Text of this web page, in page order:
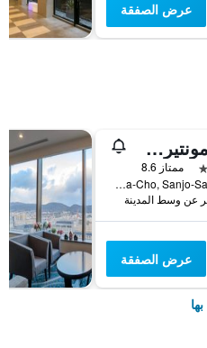
عرض الصفقة
هوتل مونتيري كيوتو
ممتاز 8.6
604 Manjuya-Cho, Sanjo-Sagaru, كيوتو, اليابان
عرض الصفقة